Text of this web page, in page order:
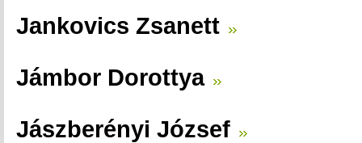
Jankovics Zsanett
Jámbor Dorottya
Jászberényi József